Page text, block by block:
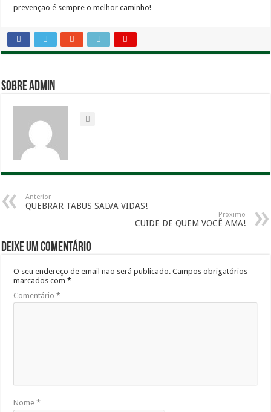
prevenção é sempre o melhor caminho!
Sobre admin
Anterior
QUEBRAR TABUS SALVA VIDAS!
Próximo
CUIDE DE QUEM VOCÊ AMA!
Deixe um comentário
O seu endereço de email não será publicado. Campos obrigatórios
marcados com*
Comentário*
Nome*